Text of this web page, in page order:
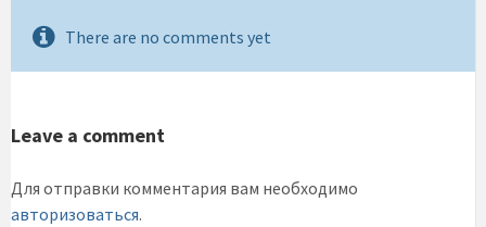
There are no comments yet
Leave a comment
Для отправки комментария вам необходимо
авторизоваться.